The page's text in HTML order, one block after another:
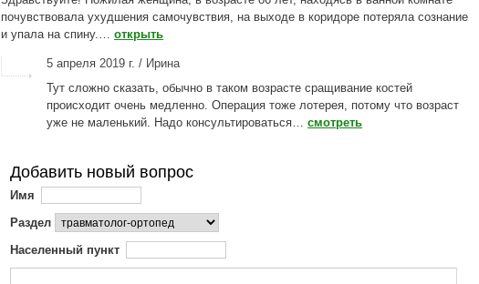
почувствовала ухудшения самочувствия, на выходе в коридоре потеряла сознание
и упала на спину.… открыть
5 апреля 2019 г. / Ирина
Тут сложно сказать, обычно в таком возрасте сращивание костей
происходит очень медленно. Операция тоже лотерея, потому что возраст
уже не маленький. Надо консультироваться… смотреть
Добавить новый вопрос
Имя
Раздел
Населенный пункт